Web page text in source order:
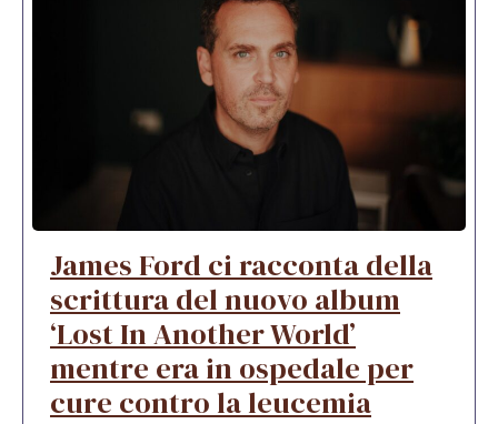
James Ford ci racconta della
scrittura del nuovo album
‘Lost In Another World’
mentre era in ospedale per
cure contro la leucemia